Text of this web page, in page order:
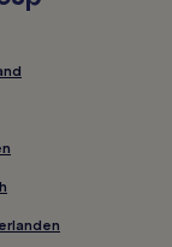
in
in Rom
del Babuino
nahe
nahe Pincio